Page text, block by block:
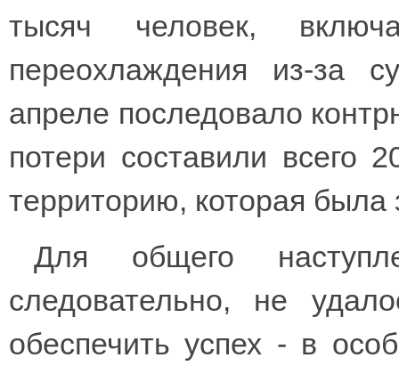
тысяч человек,
переохлаждения из-за
апреле последовало
потери составили всего
территорию, которая была
Для общего
следовательно, не
обеспечить успех - в